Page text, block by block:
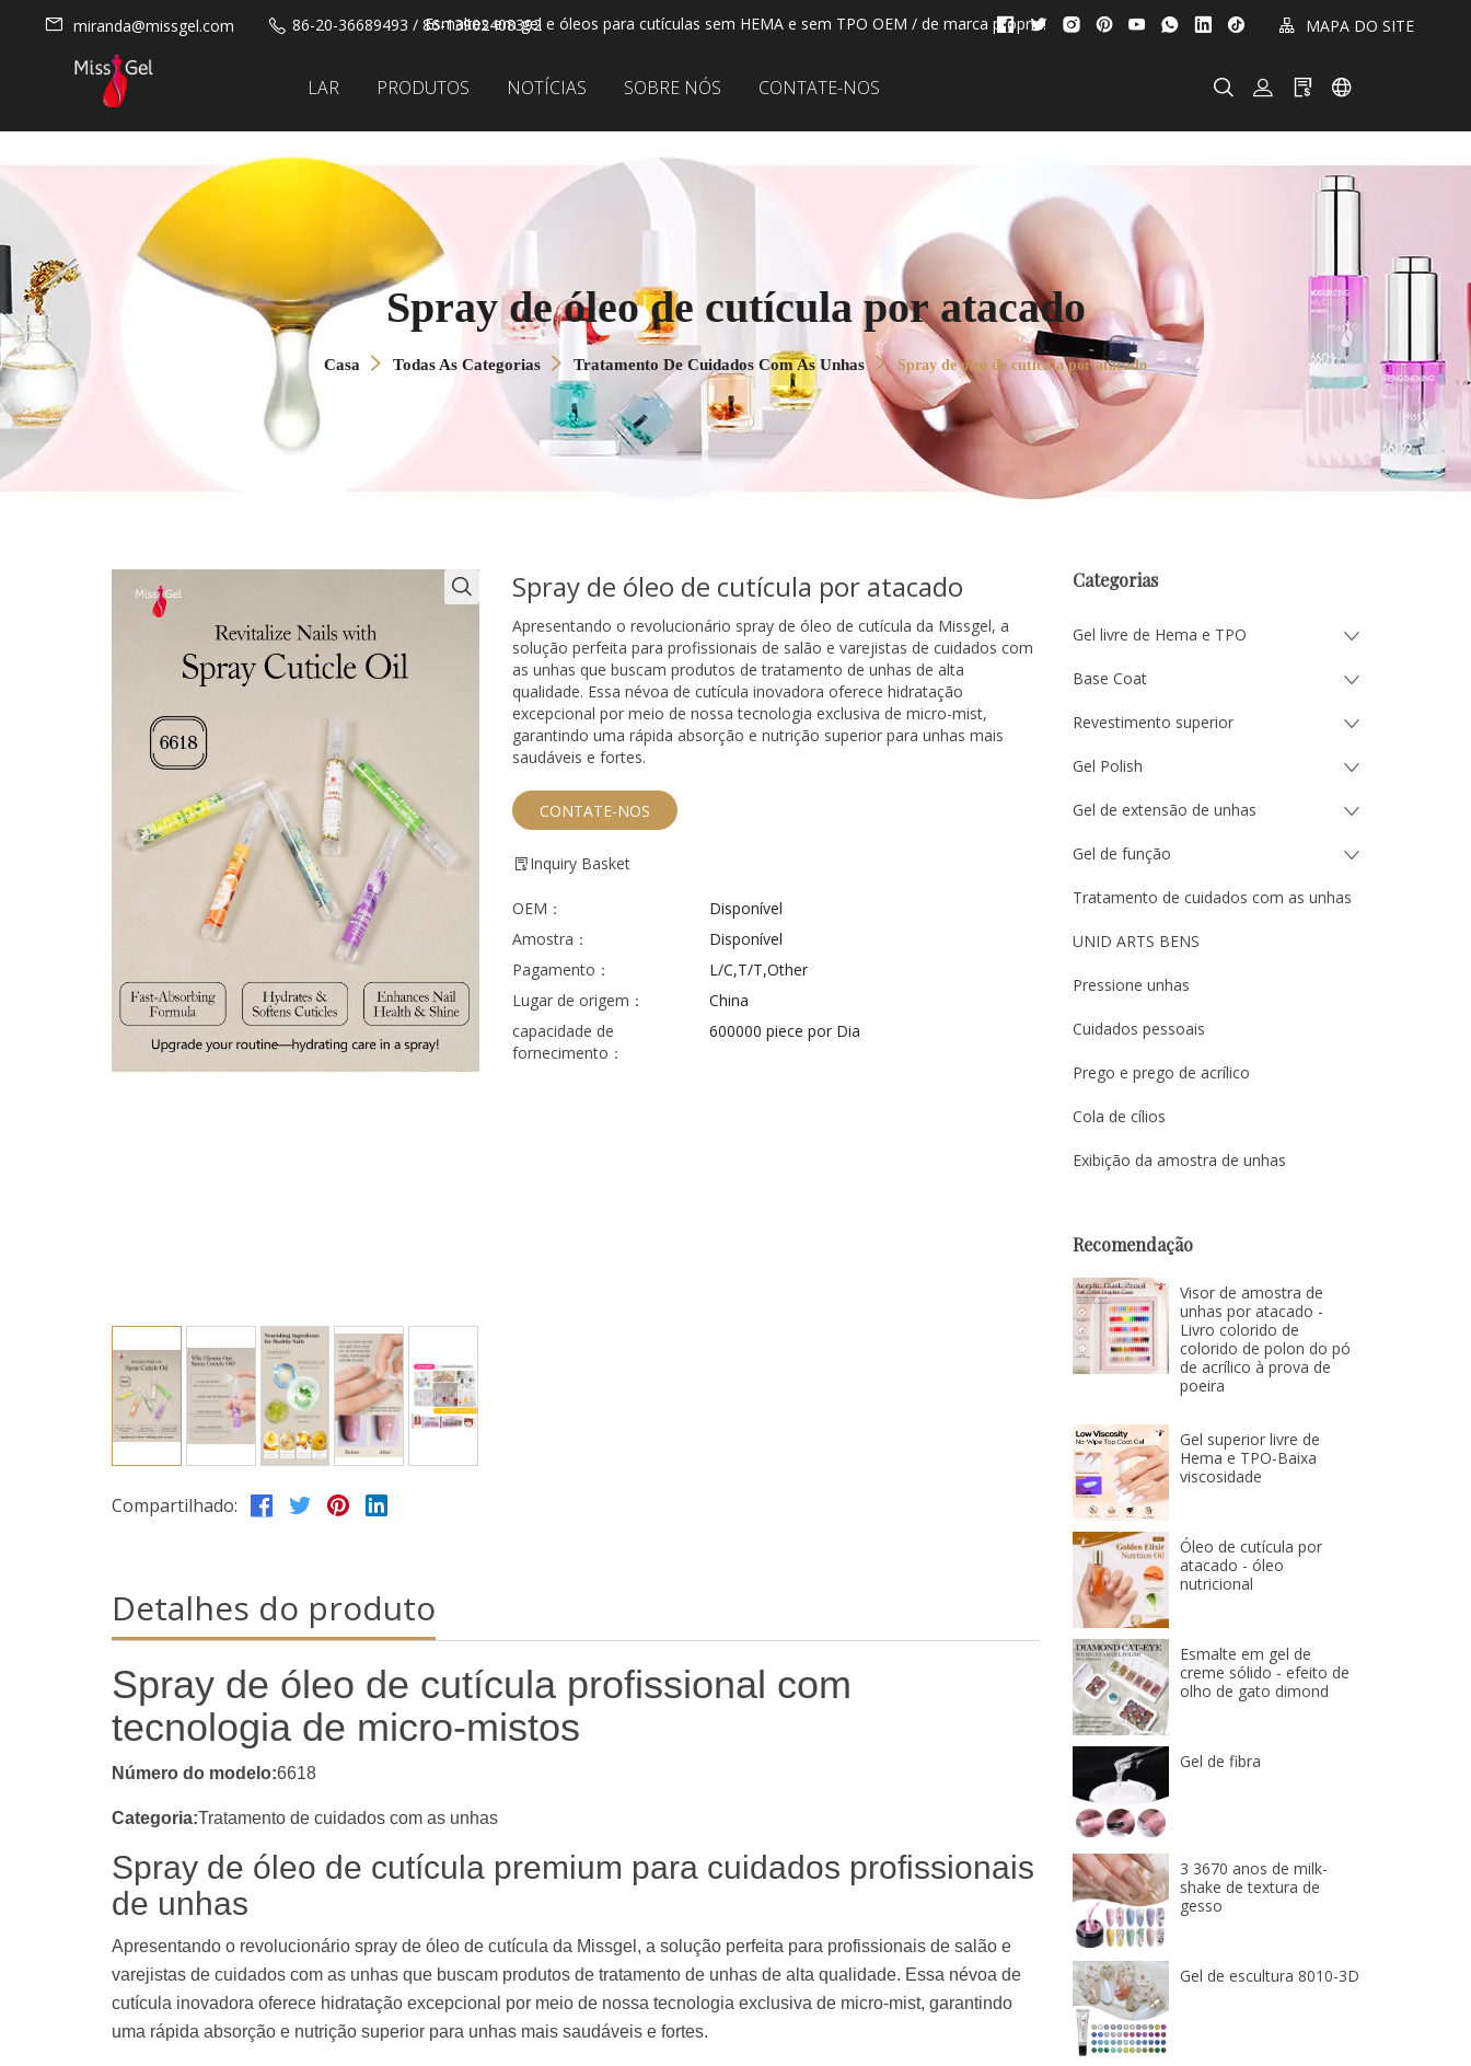
miranda@missgel.com 86-20-36689493 / 86-13902408392Esmaltes em gel e óleos para cutículas sem HEMA e sem TPO OEM / de marca própria! MAPA DO SITE
LAR PRODUTOS NOTÍCIAS SOBRE NÓS CONTATE-NOS
Spray de óleo de cutícula por atacado
Casa Todas As Categorias Tratamento De Cuidados Com As Unhas Spray de óleo de cutícula por atacado
Compartilhado:
Spray de óleo de cutícula por atacado
Apresentando o revolucionário spray de óleo de cutícula da Missgel, a
solução perfeita para profissionais de salão e varejistas de cuidados com
as unhas que buscam produtos de tratamento de unhas de alta
qualidade. Essa névoa de cutícula inovadora oferece hidratação
excepcional por meio de nossa tecnologia exclusiva de micro-mist,
garantindo uma rápida absorção e nutrição superior para unhas mais
saudáveis ​​e fortes.
CONTATE-NOS
Inquiry Basket
OEM：
Disponível
Amostra：
Disponível
Pagamento：
L/C,T/T,Other
Lugar de origem：
China
capacidade de
fornecimento：
600000 piece por Dia
Detalhes do produto
Spray de óleo de cutícula profissional com
tecnologia de micro-mistos
Número do modelo:6618
Categoria:Tratamento de cuidados com as unhas
Spray de óleo de cutícula premium para cuidados profissionais
de unhas
Apresentando o revolucionário spray de óleo de cutícula da Missgel, a solução perfeita para profissionais de salão e
varejistas de cuidados com as unhas que buscam produtos de tratamento de unhas de alta qualidade. Essa névoa de
cutícula inovadora oferece hidratação excepcional por meio de nossa tecnologia exclusiva de micro-mist, garantindo
uma rápida absorção e nutrição superior para unhas mais saudáveis ​​e fortes.
Categorias
Gel livre de Hema e TPO
Base Coat
Revestimento superior
Gel Polish
Gel de extensão de unhas
Gel de função
Tratamento de cuidados com as unhas
UNID ARTS BENS
Pressione unhas
Cuidados pessoais
Prego e prego de acrílico
Cola de cílios
Exibição da amostra de unhas
Recomendação
Visor de amostra de
unhas por atacado -
Livro colorido de
colorido de polon do pó
de acrílico à prova de
poeira
Gel superior livre de
Hema e TPO-Baixa
viscosidade
Óleo de cutícula por
atacado - óleo
nutricional
Esmalte em gel de
creme sólido - efeito de
olho de gato dimond
Gel de fibra
3 3670 anos de milk-
shake de textura de
gesso
Gel de escultura 8010-3D